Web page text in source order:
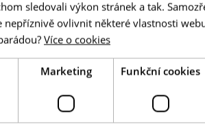
tip na2výsledků
sledovali výkon stránek a tak.
ovlivnit některé vlastnosti
Více o cookies
Marketing Funkční cookies